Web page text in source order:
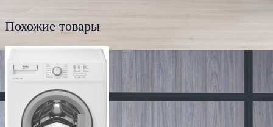
Похожие товары